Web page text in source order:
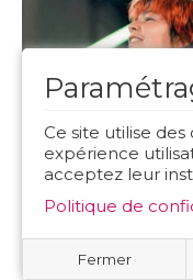
Ce site utilise
expérience
acceptez leur
Politique de
Fermer